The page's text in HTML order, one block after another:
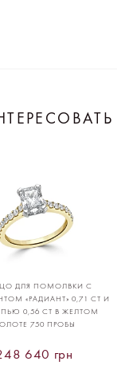
ДЛЯ ПОМОЛВКИ С
«РАДИАНТ» 0,71 CT И
0,56 CT В ЖЕЛТОМ
750 ПРОБЫ
640 грн